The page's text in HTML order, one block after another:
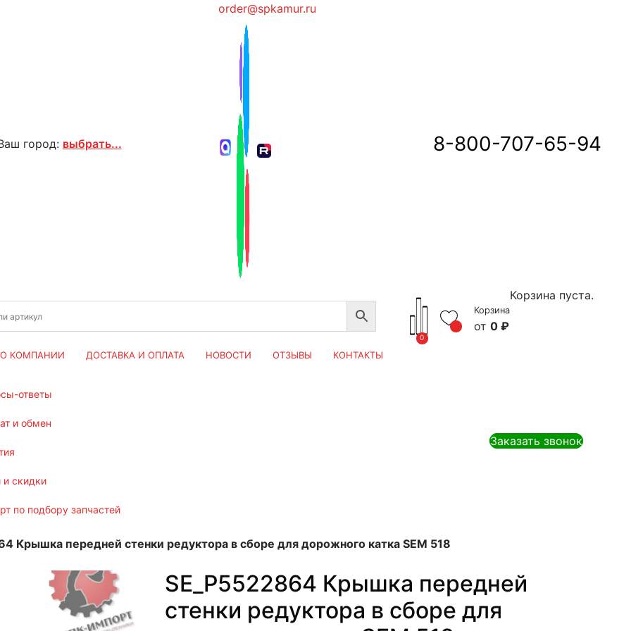
город: выбрать...
order@spkamur.ru
8-800-707-65-94
0
Корзина
0 ₽
Корзина пуста.
О КОМПАНИИ ДОСТАВКА И ОПЛАТА НОВОСТИ ОТЗЫВЫ КОНТАКТЫ
ответы
и обмен
и скидки
по подбору запчастей
Заказать звонок
Крышка передней стенки редуктора в сборе для дорожного катка SEM 518
SE_P5522864 Крышка передней
стенки редуктора в сборе для